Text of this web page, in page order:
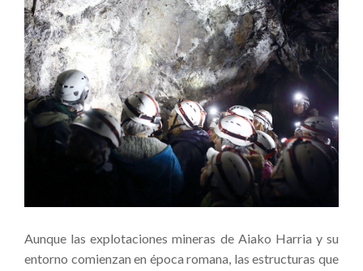
Aunque las explotaciones mineras de Aiako Harria y su
entorno comienzan en época romana, las estructuras que